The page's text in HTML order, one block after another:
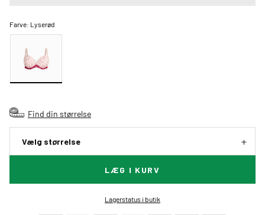
Farve: Lyserød
Find din størrelse
Vælg størrelse
LÆG I KURV
Lagerstatus i butik